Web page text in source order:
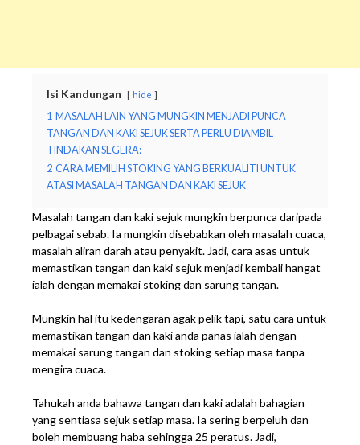
Isi Kandungan hide
1 MASALAH LAIN YANG MUNGKIN MENJADI PUNCA
TANGAN DAN KAKI SEJUK SERTA PERLU DIAMBIL
TINDAKAN SEGERA:
2 CARA MEMILIH STOKING YANG BERKUALITI UNTUK
ATASI MASALAH TANGAN DAN KAKI SEJUK
Masalah tangan dan kaki sejuk mungkin berpunca daripada
pelbagai sebab. Ia mungkin disebabkan oleh masalah cuaca,
masalah aliran darah atau penyakit. Jadi, cara asas untuk
memastikan tangan dan kaki sejuk menjadi kembali hangat
ialah dengan memakai stoking dan sarung tangan.
Mungkin hal itu kedengaran agak pelik tapi, satu cara untuk
memastikan tangan dan kaki anda panas ialah dengan
memakai sarung tangan dan stoking setiap masa tanpa
mengira cuaca.
Tahukah anda bahawa tangan dan kaki adalah bahagian
yang sentiasa sejuk setiap masa. Ia sering berpeluh dan
boleh membuang haba sehingga 25 peratus. Jadi,